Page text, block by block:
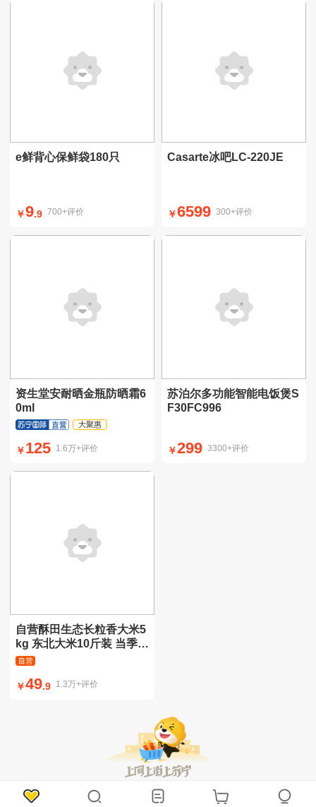
e鲜背心保鲜袋180只
￥9.9 700+评价
资生堂安耐晒金瓶防晒霜6
0ml
大聚惠
￥125 1.6万+评价
自营酥田生态长粒香大米5
kg 东北大米10斤装 当季新
米 真空包装
￥49.9 1.3万+评价
Casarte冰吧LC-220JE
￥6599 300+评价
苏泊尔多功能智能电饭煲S
F30FC996
￥299 3300+评价